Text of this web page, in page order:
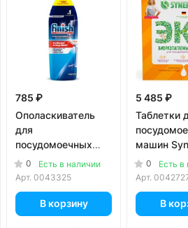
785 ₽
Ополаскиватель
для
посудомоечных
машин Finish Блеск
и Защита 750 мл
0
Есть в наличии
Арт. 0043325
В корзину
5 485 ₽
Таблетки
машин
шт
0
Есть в
Арт.
В